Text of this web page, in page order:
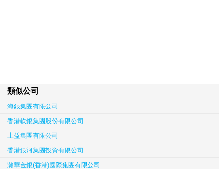
類似公司
海銀集團有限公司
香港軟銀集團股份有限公司
上益集團有限公司
香港銀河集團投資有限公司
瀚華金銀(香港)國際集團有限公司